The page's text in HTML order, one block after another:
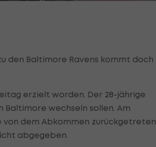
den Baltimore Ravens kommt doch
erzielt worden. Der 28-jährige
Baltimore wechseln sollen. Am
dem Abkommen zurückgetreten
abgegeben.